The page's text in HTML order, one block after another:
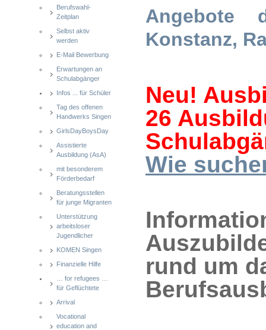
Berufswahl-
Zeitplan
Selbst aktiv
werden
E-Mail Bewerbung
Erwartungen an
Schulabgänger
Infos ... für Schüler
Tag des offenen
Handwerks Singen
GirlsDayBoysDay
Assistierte
Ausbildung (AsA)
mit besonderem
Förderbedarf
Beratungsstellen
für junge Migranten
Unterstützung
arbeitsloser
Jugendlicher
KOMEN Singen
Finanzielle Hilfe
… for refugees …
für Geflüchtete
Arrival
Vocational
education and
Angebote
Konstanz,
Neu!
26
Wie
rund um